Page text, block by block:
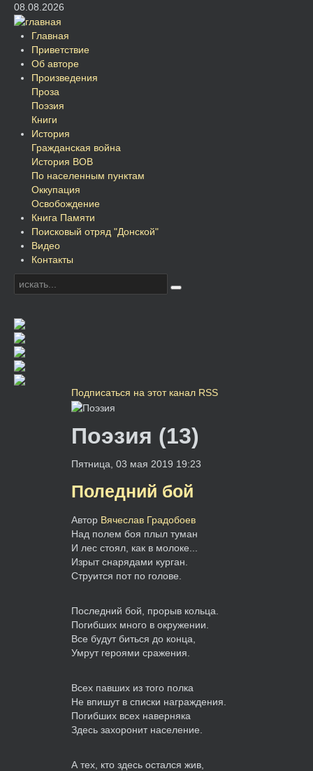
08.08.2026
Главная
Приветствие
Об авторе
Произведения
Проза
Поэзия
Книги
История
Гражданская война
История ВОВ
По населенным пунктам
Оккупация
Освобождение
Книга Памяти
Поисковый отряд "Донской"
Видео
Контакты
Подписаться на этот канал RSS
Поэзия (13)
Пятница, 03 мая 2019 19:23
Поледний бой
Автор Вячеслав Градобоев
Над полем боя плыл туман
И лес стоял, как в молоке...
Изрыт снарядами курган.
Струится пот по голове.
Последний бой, прорыв кольца.
Погибших много в окружении.
Все будут биться до конца,
Умрут героями сражения.
Всех павших из того полка
Не впишут в списки награждения.
Погибших всех наверняка
Здесь захоронит население.
А тех, кто здесь остался жив,